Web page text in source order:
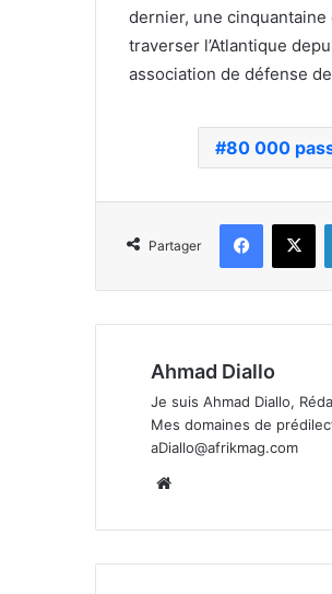
dernier, une
traverser l’Atlantique
association de défense
80 000
Partager
Facebook
X
Ahmad Diallo
Je suis Ahmad Diallo,
Mes domaines de
aDiallo@afrikmag.com